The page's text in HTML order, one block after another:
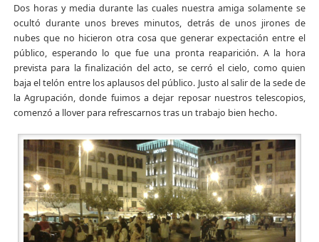
Dos horas y media durante las cuales nuestra amiga solamente se
ocultó durante unos breves minutos, detrás de unos jirones de
nubes que no hicieron otra cosa que generar expectación entre el
público, esperando lo que fue una pronta reaparición. A la hora
prevista para la finalización del acto, se cerró el cielo, como quien
baja el telón entre los aplausos del público. Justo al salir de la sede de
la Agrupación, donde fuimos a dejar reposar nuestros telescopios,
comenzó a llover para refrescarnos tras un trabajo bien hecho.